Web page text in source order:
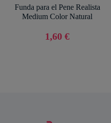
Funda para el Pene Realista
Medium Color Natural
1,60 €